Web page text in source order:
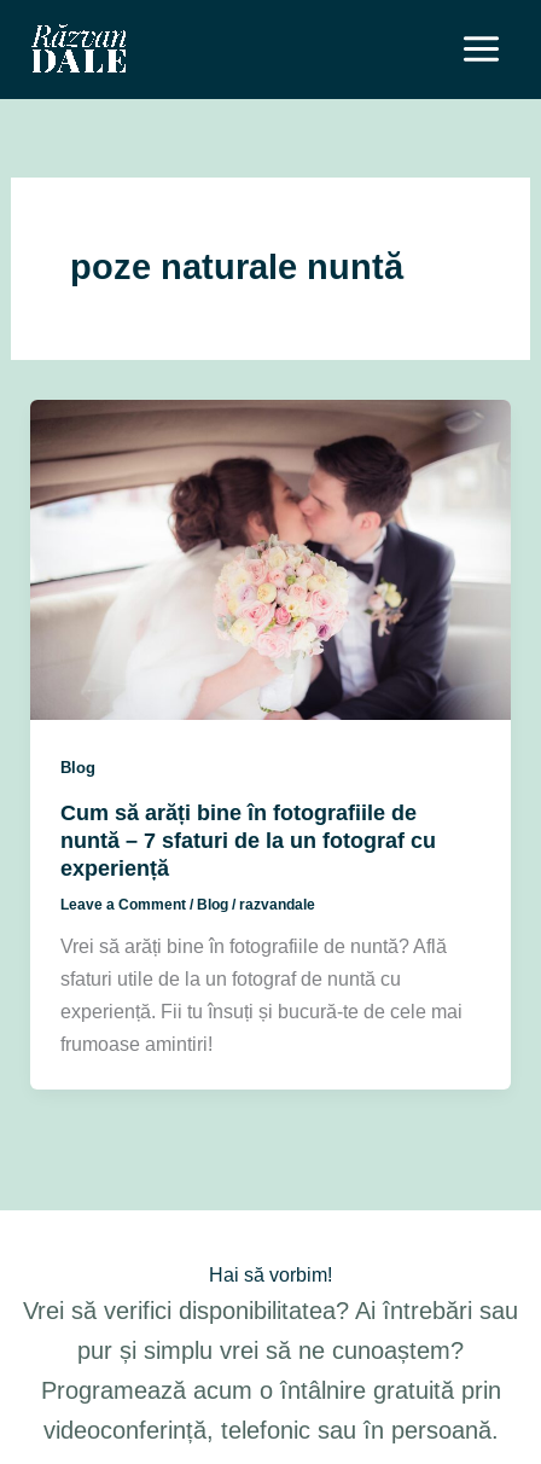
content
poze naturale nuntă
Blog
Cum să arăți bine în fotografiile de
nuntă – 7 sfaturi de la un fotograf cu
experiență
Leave a Comment / Blog/razvandale
Vrei să arăți bine în fotografiile de nuntă? Află
sfaturi utile de la un fotograf de nuntă cu
experiență. Fii tu însuți și bucură-te de cele mai
frumoase amintiri!
Hai să vorbim!
Vrei să verifici disponibilitatea? Ai întrebări sau
pur și simplu vrei să ne cunoaștem?
Programează acum o întâlnire gratuită prin
videoconferință, telefonic sau în persoană.